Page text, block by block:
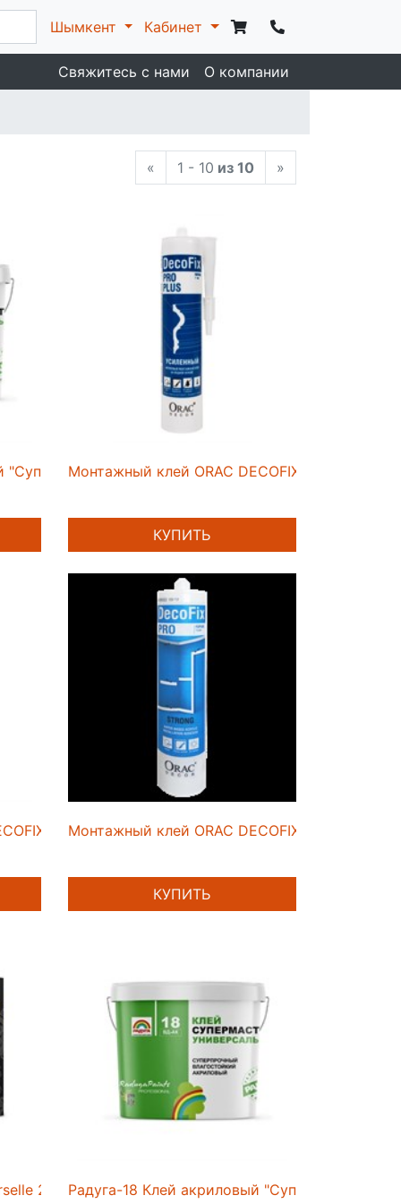
Шымкент Кабинет
Свяжитесь с нами О компании
« 1 - 10 из 10 »
"Супермастика" 1кг
Монтажный клей ORAC DECOFIX PRO FDP550
КУПИТЬ
power FDP700 290 ml
Монтажный клей ORAC DECOFIX PRO FDP500
КУПИТЬ
250гРадуга-18 Клей акриловый "Супермастика" 7